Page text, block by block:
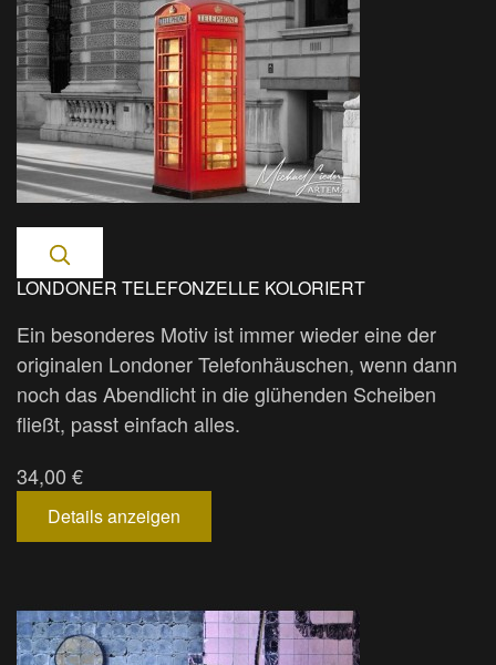
LONDONER TELEFONZELLE KOLORIERT
Ein besonderes Motiv ist immer wieder eine der
originalen Londoner Telefonhäuschen, wenn dann
noch das Abendlicht in die glühenden Scheiben
fließt, passt einfach alles.
34,00 €
Details anzeigen